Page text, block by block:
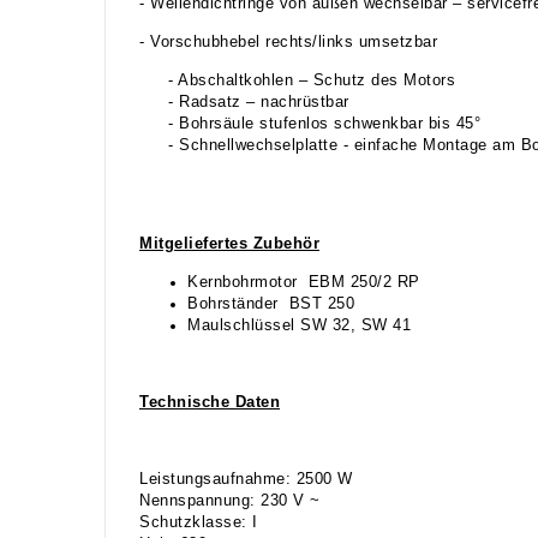
- Wellendichtringe von außen wechselbar –
- Vorschubhebel rechts/links umsetzbar
- Abschaltkohlen – Schutz des Motors
- Radsatz – nachrüstbar
- Bohrsäule stufenlos schwenkbar bis 45°
- Schnellwechselplatte - einfache Montage am
Mitgeliefertes Zubehör
Kernbohrmotor EBM 250/2 RP
Bohrständer BST 250
Maulschlüssel SW 32, SW 41
Technische Daten
Leistungsaufnahme: 2500 W
Nennspannung: 230 V ~
Schutzklasse: I